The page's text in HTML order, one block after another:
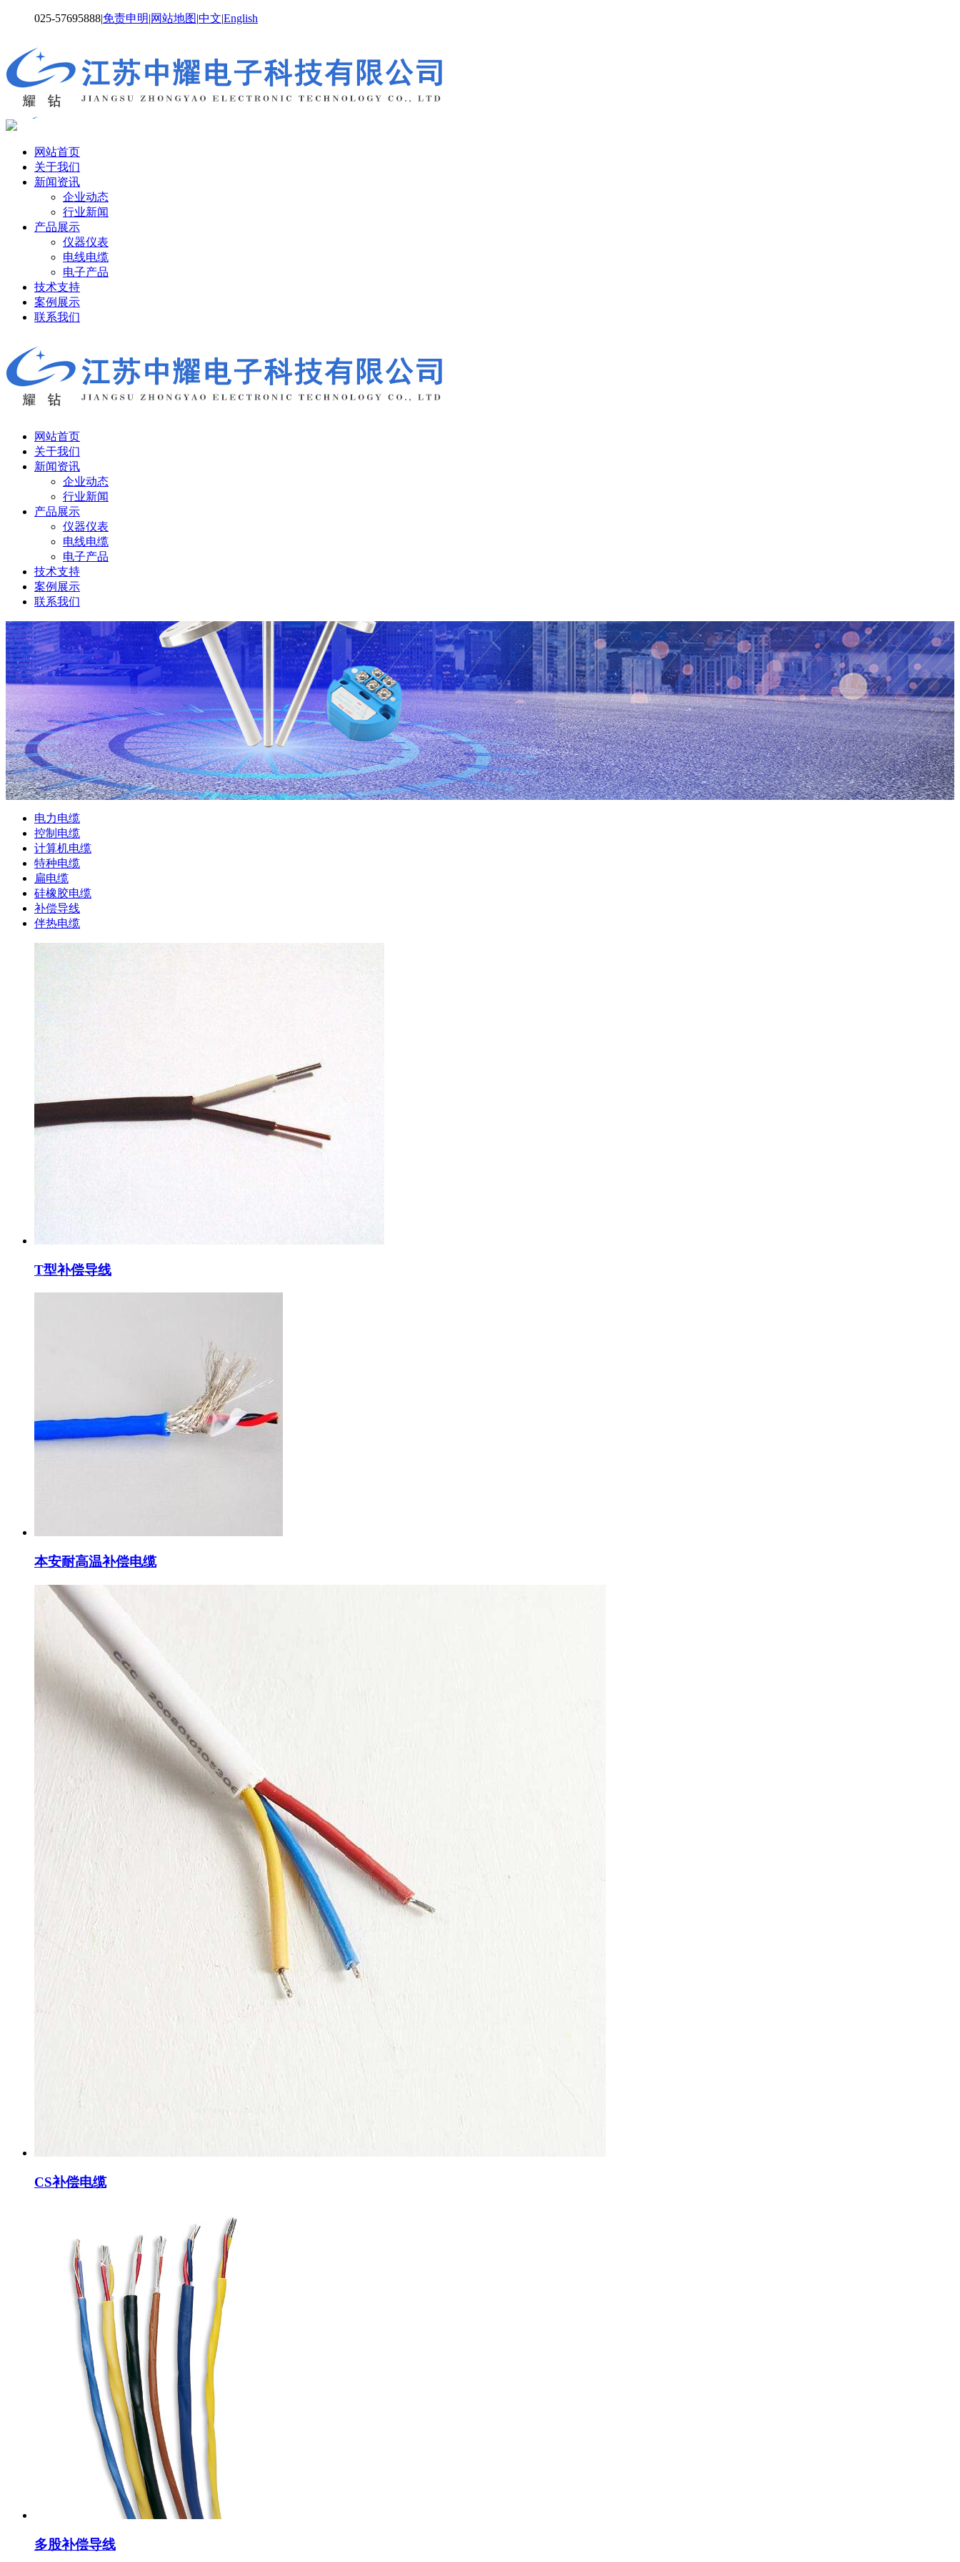
025-57695888|免责申明|网站地图|中文|English
网站首页
关于我们
新闻资讯
企业动态
行业新闻
产品展示
仪器仪表
电线电缆
电子产品
技术支持
案例展示
联系我们
网站首页
关于我们
新闻资讯
企业动态
行业新闻
产品展示
仪器仪表
电线电缆
电子产品
技术支持
案例展示
联系我们
电力电缆
控制电缆
计算机电缆
特种电缆
扁电缆
硅橡胶电缆
补偿导线
伴热电缆
T型补偿导线
本安耐高温补偿电缆
CS补偿电缆
多股补偿导线